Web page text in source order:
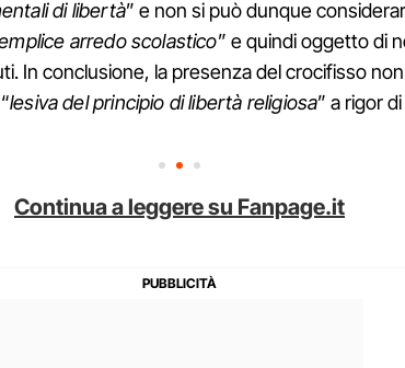
di libertà” e non si può dunque
arredo scolastico” e quindi oggetto di
In conclusione, la presenza del crocifisso
lesiva del principio di libertà religiosa” a rigor
Continua a leggere su Fanpage.it